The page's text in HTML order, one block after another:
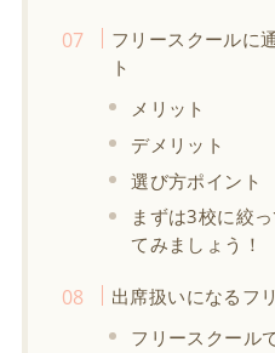
フリースクールに
ト
メリット
デメリット
選び方ポイント
まずは3校に絞
てみましょう！
出席扱いになるフ
フリースクール